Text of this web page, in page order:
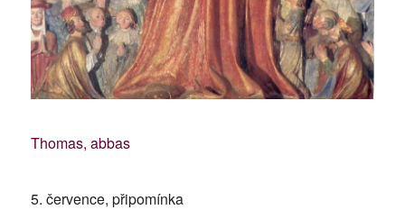
Thomas, abbas
5. července, připomínka